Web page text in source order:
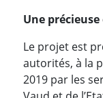
Une
Le projet est
autorités, à la
2019 par les